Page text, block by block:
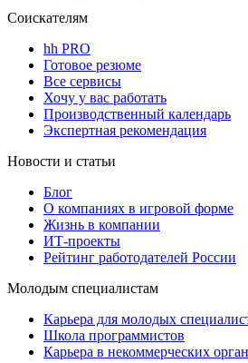
Соискателям
hh PRO
Готовое резюме
Все сервисы
Хочу у вас работать
Производственный календарь
Экспертная рекомендация
Новости и статьи
Блог
О компаниях в игровой форме
Жизнь в компании
ИТ-проекты
Рейтинг работодателей России
Молодым специалистам
Карьера для молодых
Школа программистов
Карьера в некоммерческих